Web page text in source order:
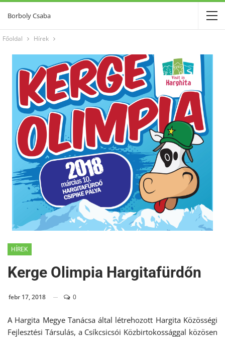
Borboly Csaba
Főoldal Hírek
HÍREK
Kerge Olimpia Hargitafürdőn
febr 17, 2018 0
A Hargita Megye Tanácsa által létrehozott Hargita Közösségi
Fejlesztési Társulás, a Csíkcsicsói Közbirtokossággal közösen